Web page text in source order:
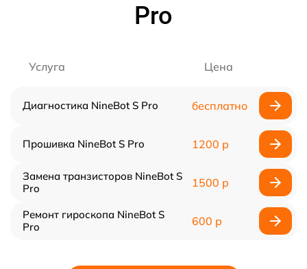
Pro
Услуга Цена
Диагностика NineBot S Pro бесплатно
Прошивка NineBot S Pro 1200 р
Замена транзисторов NineBot S
Pro
1500 р
Ремонт гироскопа NineBot S
Pro
600 р